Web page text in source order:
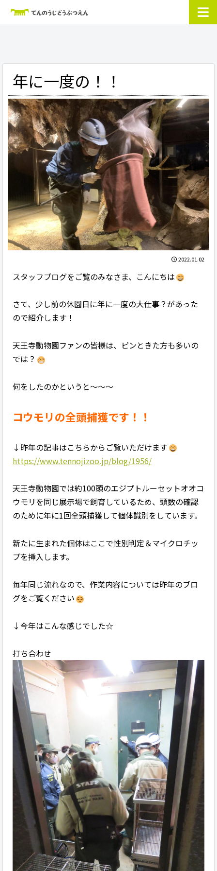
年に一度の！！
2022.01.02
スタッフブログをご覧のみなさま、こんにちは
さて、少し前の休園日に年に一度の大仕事？があった
ので紹介します！
天王寺動物園ファンの皆様は、ピンときた方も多いの
では？
何をしたのかというと～～～
コウモリの全頭捕獲です！！
↓昨年の記事はこちらからご覧いただけます
https://www.tennojizoo.jp/blog/1956/
天王寺動物園では約100頭のエジプトルーセットオオコ
ウモリを同じ展示場で飼育しているため、頭数の確認
のために年に1回全頭捕獲して個体識別をしています。
新たに生まれた個体はここで性別判定＆マイクロチッ
プを挿入します。
毎年同じ流れなので、作業内容については昨年のブロ
グをご覧ください
↓今年はこんな感じでした☆
打ち合わせ